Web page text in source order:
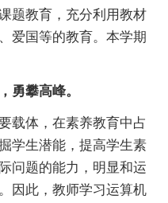
教育，充分利用教材
爱国等的教育。本学期
攀高峰。
体，在素养教育中占
学生潜能，提高学生素
问题的能力，明显和运
因此，教师学习运算机